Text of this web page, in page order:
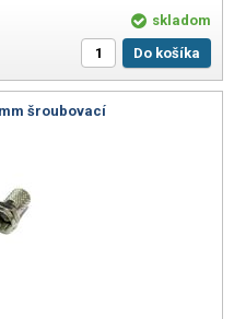
skladom
Do košíka
mm šroubovací